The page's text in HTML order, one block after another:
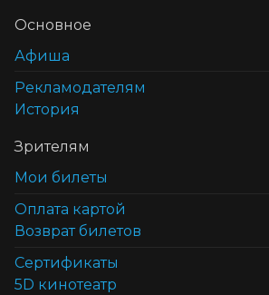
Основное
Афиша
Рекламодателям
История
Зрителям
Мои билеты
Оплата картой
Возврат билетов
Cертификаты
5D кинотеатр